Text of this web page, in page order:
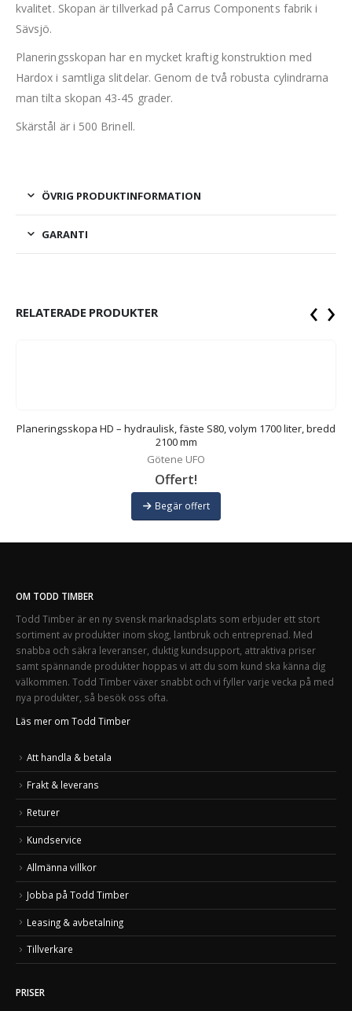
kvalitet. Skopan är tillverkad på Carrus Components fabrik i
Sävsjö.
Planeringsskopan har en mycket kraftig konstruktion med
Hardox i samtliga slitdelar. Genom de två robusta cylindrarna
man tilta skopan 43-45 grader.
Skärstål är i 500 Brinell.
ÖVRIG PRODUKTINFORMATION
GARANTI
RELATERADE PRODUKTER
Planeringsskopa HD – hydraulisk, fäste S80, volym 1700 liter, bredd
2100 mm
Götene UFO
Offert!
Begär offert
‹ ›
OM TODD TIMBER
Todd Timber är en ny svensk marknadsplats som erbjuder ett stort
sortiment av produkter inom skog, lantbruk och entreprenad. Med
snabba och säkra leveranser, duktig kundsupport, attraktiva priser
samt spännande produkter hoppas vi att du som kund ska känna dig
välkommen. Todd Timber växer snabbt och vi fyller varje vecka på med
nya produkter, så besök oss ofta.
Läs mer om Todd Timber
Att handla & betala
Frakt & leverans
Returer
Kundservice
Allmänna villkor
Jobba på Todd Timber
Leasing & avbetalning
Tillverkare
PRISER